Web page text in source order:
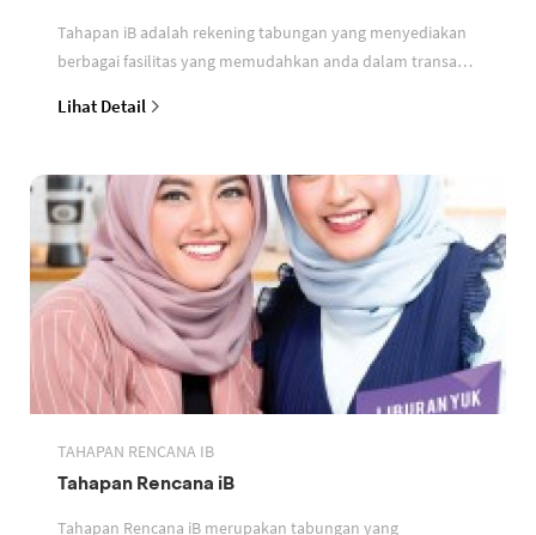
Tahapan iB adalah rekening tabungan yang menyediakan
berbagai fasilitas yang memudahkan anda dalam transaksi
Lihat Detail
TAHAPAN RENCANA IB
Tahapan Rencana iB
Tahapan Rencana iB merupakan tabungan yang